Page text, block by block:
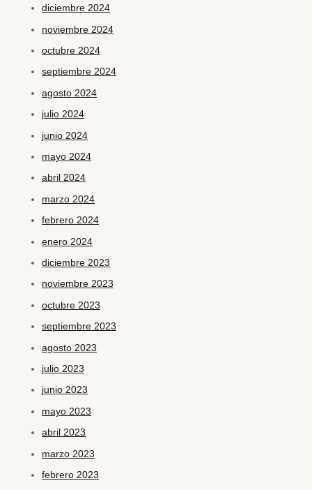
diciembre 2024
noviembre 2024
octubre 2024
septiembre 2024
agosto 2024
julio 2024
junio 2024
mayo 2024
abril 2024
marzo 2024
febrero 2024
enero 2024
diciembre 2023
noviembre 2023
octubre 2023
septiembre 2023
agosto 2023
julio 2023
junio 2023
mayo 2023
abril 2023
marzo 2023
febrero 2023